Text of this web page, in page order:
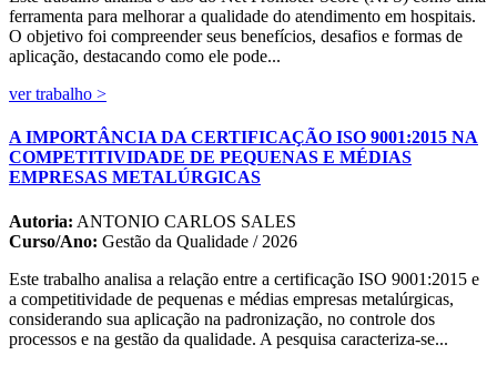
ferramenta para melhorar a qualidade do atendimento em hospitais.
O objetivo foi compreender seus benefícios, desafios e formas de
aplicação, destacando como ele pode...
ver trabalho >
A IMPORTÂNCIA DA CERTIFICAÇÃO ISO 9001:2015 NA
COMPETITIVIDADE DE PEQUENAS E MÉDIAS
EMPRESAS METALÚRGICAS
Autoria: ANTONIO CARLOS SALES
Curso/Ano: Gestão da Qualidade / 2026
Este trabalho analisa a relação entre a certificação ISO 9001:2015 e
a competitividade de pequenas e médias empresas metalúrgicas,
considerando sua aplicação na padronização, no controle dos
processos e na gestão da qualidade. A pesquisa caracteriza-se...